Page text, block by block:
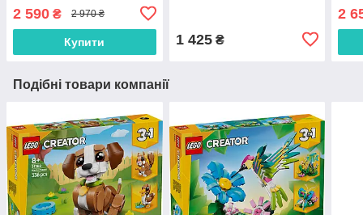
2 590 ₴ 2 970 ₴
Купити 1 425₴
2
Подібні товари компанії